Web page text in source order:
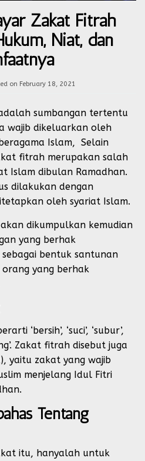
Zakat Fitrah
Niat, dan
on February 18, 2021
sumbangan tertentu
wajib dikeluarkan oleh
Islam, Selain
fitrah merupakan salah
Islam dibulan Ramadhan.
dilakukan dengan
oleh syariat Islam.
dikumpulkan kemudian
yang berhak
bentuk santunan
yang berhak
‘bersih’, ‘suci’, ‘subur’,
Zakat fitrah disebut juga
yaitu zakat yang wajib
menjelang Idul Fitri
Tentang
itu, hanyalah untuk